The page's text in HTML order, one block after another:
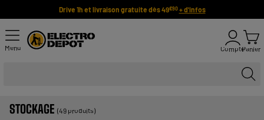
Drive 1h et livraison gratuite dès 49€90 + d'infos
Menu ComptePanier
STOCKAGE (49 produits)